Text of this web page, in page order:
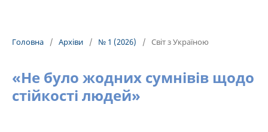
Головна / Архіви / № 1 (2026) / Світ з Україною
«Не було жодних сумнівів щодо
стійкості людей»